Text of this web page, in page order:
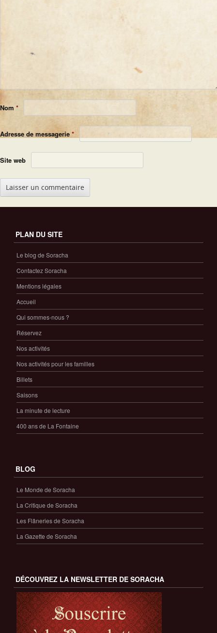
Nom *
Adresse de messagerie *
Site web
PLAN DU SITE
Le blog de Soracha
Contactez Soracha
Mentions légales
Accueil
Qui sommes-nous ?
Réservez
Nos activités
Nos activités pour les familles
Billets
Saisons
La minute de lecture
400 ans de La Fontaine
BLOG
Le Monde de Soracha
La Critique de Soracha
Les Flâneries de Soracha
La Gazette de Soracha
DÉCOUVREZ LA NEWSLETTER DE SORACHA